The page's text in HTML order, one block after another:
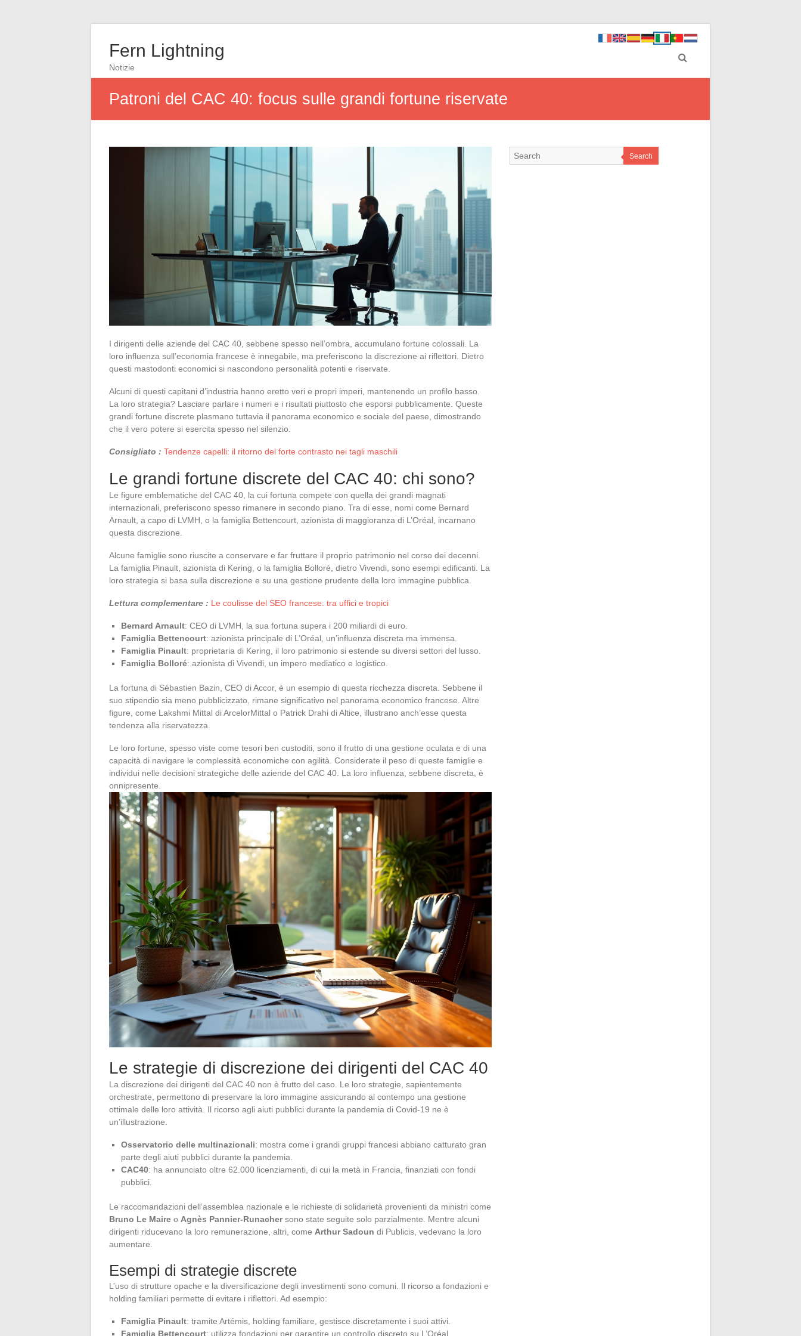
Fern Lightning
Notizie
Patroni del CAC 40: focus sulle grandi fortune riservate
I dirigenti delle aziende del CAC 40, sebbene spesso nell’ombra, accumulano fortune colossali. La
loro influenza sull’economia francese è innegabile, ma preferiscono la discrezione ai riflettori. Dietro
questi mastodonti economici si nascondono personalità potenti e riservate.
Alcuni di questi capitani d’industria hanno eretto veri e propri imperi, mantenendo un profilo basso.
La loro strategia? Lasciare parlare i numeri e i risultati piuttosto che esporsi pubblicamente. Queste
grandi fortune discrete plasmano tuttavia il panorama economico e sociale del paese, dimostrando
che il vero potere si esercita spesso nel silenzio.
Consigliato : Tendenze capelli: il ritorno del forte contrasto nei tagli maschili
Le grandi fortune discrete del CAC 40: chi sono?
Le figure emblematiche del CAC 40, la cui fortuna compete con quella dei grandi magnati
internazionali, preferiscono spesso rimanere in secondo piano. Tra di esse, nomi come Bernard
Arnault, a capo di LVMH, o la famiglia Bettencourt, azionista di maggioranza di L’Oréal, incarnano
questa discrezione.
Alcune famiglie sono riuscite a conservare e far fruttare il proprio patrimonio nel corso dei decenni.
La famiglia Pinault, azionista di Kering, o la famiglia Bolloré, dietro Vivendi, sono esempi edificanti. La
loro strategia si basa sulla discrezione e su una gestione prudente della loro immagine pubblica.
Lettura complementare : Le coulisse del SEO francese: tra uffici e tropici
Bernard Arnault: CEO di LVMH, la sua fortuna supera i 200 miliardi di euro.
Famiglia Bettencourt: azionista principale di L’Oréal, un’influenza discreta ma immensa.
Famiglia Pinault: proprietaria di Kering, il loro patrimonio si estende su diversi settori del lusso.
Famiglia Bolloré: azionista di Vivendi, un impero mediatico e logistico.
La fortuna di Sébastien Bazin, CEO di Accor, è un esempio di questa ricchezza discreta. Sebbene il
suo stipendio sia meno pubblicizzato, rimane significativo nel panorama economico francese. Altre
figure, come Lakshmi Mittal di ArcelorMittal o Patrick Drahi di Altice, illustrano anch’esse questa
tendenza alla riservatezza.
Le loro fortune, spesso viste come tesori ben custoditi, sono il frutto di una gestione oculata e di una
capacità di navigare le complessità economiche con agilità. Considerate il peso di queste famiglie e
individui nelle decisioni strategiche delle aziende del CAC 40. La loro influenza, sebbene discreta, è
onnipresente.
Le strategie di discrezione dei dirigenti del CAC 40
La discrezione dei dirigenti del CAC 40 non è frutto del caso. Le loro strategie, sapientemente
orchestrate, permettono di preservare la loro immagine assicurando al contempo una gestione
ottimale delle loro attività. Il ricorso agli aiuti pubblici durante la pandemia di Covid-19 ne è
un’illustrazione.
Osservatorio delle multinazionali: mostra come i grandi gruppi francesi abbiano catturato gran
parte degli aiuti pubblici durante la pandemia.
CAC40: ha annunciato oltre 62.000 licenziamenti, di cui la metà in Francia, finanziati con fondi
pubblici.
Le raccomandazioni dell’assemblea nazionale e le richieste di solidarietà provenienti da ministri come
Bruno Le Maire o Agnès Pannier-Runachersono state seguite solo parzialmente. Mentre alcuni
dirigenti riducevano la loro remunerazione, altri, come Arthur Sadoun di Publicis, vedevano la loro
aumentare.
Esempi di strategie discrete
L’uso di strutture opache e la diversificazione degli investimenti sono comuni. Il ricorso a fondazioni e
holding familiari permette di evitare i riflettori. Ad esempio:
Famiglia Pinault: tramite Artémis, holding familiare, gestisce discretamente i suoi attivi.
Famiglia Bettencourt: utilizza fondazioni per garantire un controllo discreto su L’Oréal.
Search